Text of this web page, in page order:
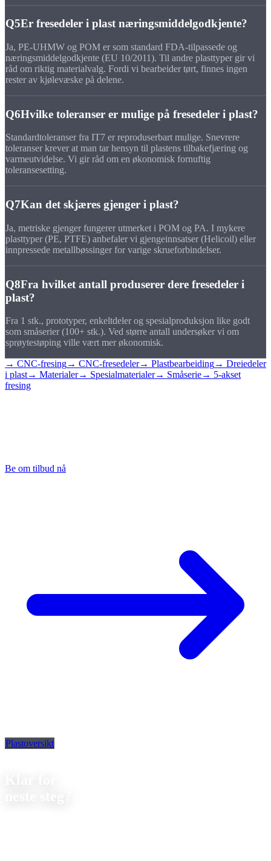
Q5Er fresedeler i plast næringsmiddelgodkjente?
Ja, PE-UHMW og POM er som standard FDA-tilpassede og
næringsmiddelgodkjente (EU 10/2011). Til andre plasttyper gir vi
råd om riktig materialvalg. Fordi vi bearbeider tørt, finnes ingen
rester av kjølevæske på delene.
Q6Hvilke toleranser er mulige på fresedeler i plast?
Standardtoleranser fra IT7 er reproduserbart mulige. Snevrere
toleranser krever at man tar hensyn til plastens tilbakefjæring og
varmeutvidelse. Vi gir råd om en økonomisk fornuftig
toleransesetting.
Q7Kan det skjæres gjenger i plast?
Ja, metriske gjenger fungerer utmerket i POM og PA. I mykere
plasttyper (PE, PTFE) anbefaler vi gjengeinnsatser (Helicoil) eller
innpressede metallbøssinger for varige skrueforbindelser.
Q8Fra hvilket antall produserer dere fresedeler i
plast?
Fra 1 stk., prototyper, enkeltdeler og spesialproduksjon like godt
som småserier (100+ stk.). Ved større antall undersøker vi om
sprøytestøping ville vært mer økonomisk.
→ CNC-fresing→ CNC-fresedeler→ Plastbearbeiding→ Dreiedeler
i plast→ Materialer→ Spesialmaterialer→ Småserie→ 5-akset
fresing
Be om tilbud nå
Plastoversikt